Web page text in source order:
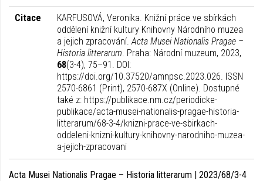
Citace
KARFUSOVÁ, Veronika. Knižní práce ve sbírkách
oddělení knižní kultury Knihovny Národního muzea
a jejich zpracování.Acta Musei Nationalis Pragae –
Historia litterarum. Praha: Národní muzeum, 2023,
68(3-4), 75–91. DOI:
https://doi.org/10.37520/amnpsc.2023.026. ISSN
2570-6861 (Print), 2570-687X (Online). Dostupné
také z: https://publikace.nm.cz/periodicke-
publikace/acta-musei-nationalis-pragae-historia-
litterarum/68-3-4/knizni-prace-ve-sbirkach-
oddeleni-knizni-kultury-knihovny-narodniho-muzea-
a-jejich-zpracovani
Acta Musei Nationalis Pragae – Historia litterarum | 2023/68/3-4